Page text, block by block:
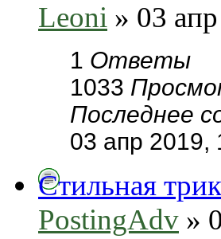
Leoni » 03
1 Ответы
1033
Последнее
03 апр 2019,
Стильная
PostingAdv »